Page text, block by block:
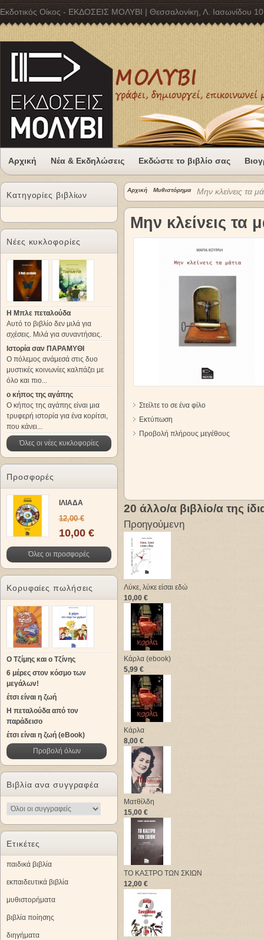
Εκδοτικός Οίκος - ΕΚΔΟΣΕΙΣ ΜΟΛΥΒΙ | Θεσσαλονίκη, Λ. Ιασωνίδου
Αρχική Νέα & Εκδηλώσεις Εκδώστε το βιβλίο σας
Κατηγορίες βιβλίων
Νέες κυκλοφορίες
Η Μπλε πεταλούδα
Αυτό το βιβλίο δεν μιλά για
σχέσεις. Μιλά για συναντήσεις.
Ιστορία σαν ΠΑΡΑΜΥΘΙ
Ο πόλεμος ανάμεσά στις δυο
μυστικές κοινωνίες καλπάζει με
όλο και πιο...
ο κήπος της αγάπης
Ο κήπος της αγάπης είναι μια
τρυφερή ιστορία για ένα κορίτσι,
που κάνει...
Όλες οι νέες κυκλοφορίες
Προσφορές
ΙΛΙΑΔΑ
12,00 €
10,00 €
Όλες οι προσφορές
Κορυφαίες πωλήσεις
Ο Τζίμης και ο Τζίνης
6 μέρες στον κόσμο των
μεγάλων!
έτσι είναι η ζωή
Η πεταλούδα από τον
παράδεισο
έτσι είναι η ζωή (eBook)
Προβολή όλων
Βιβλία ανα συγγραφέα
Ετικέτες
παιδικά βιβλία
εκπαιδευτικά βιβλία
μυθιστορήματα
βιβλία ποίησης
διηγήματα
Αρχική Μυθιστόρημα Μην κλείνεις τα
Μην κλείνεις τα
Στείλτε το σε ένα φίλο
Εκτύπωση
Προβολή πλήρους μεγέθους
20 άλλο/α βιβλίο/α της
Προηγούμενη
Λύκε, λύκε είσαι εδώ
10,00 €
Κάρλα (ebook)
5,99 €
Κάρλα
8,00 €
Ματθίλδη
15,00 €
ΤΟ ΚΑΣΤΡΟ ΤΩΝ ΣΚΙΩΝ
12,00 €